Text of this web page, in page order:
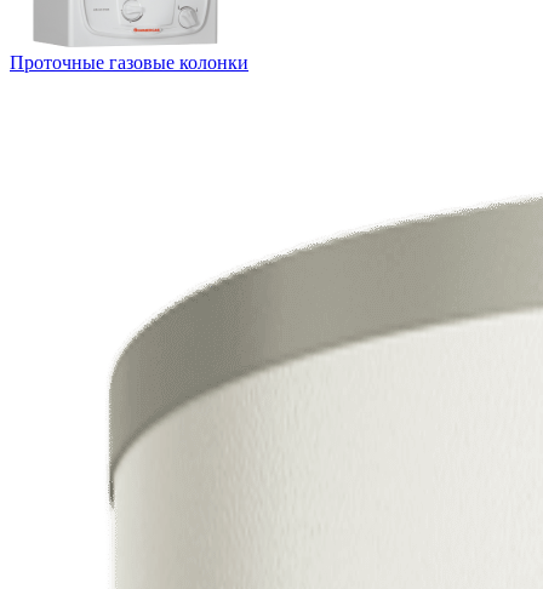
Проточные газовые колонки